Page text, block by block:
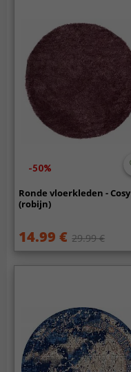
-50%
Ronde vloerkleden - Cosy
(robijn)
14.99 € 29.99 €